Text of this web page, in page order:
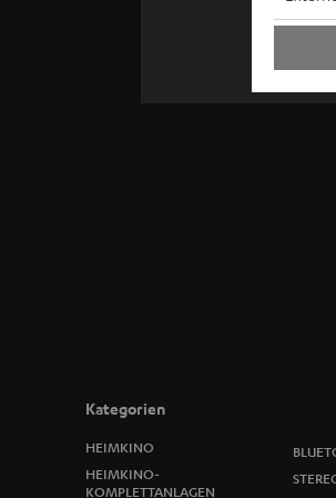
Kategorien
HEIMKINO
HEIMKINO-
KOMPLETTANLAGEN